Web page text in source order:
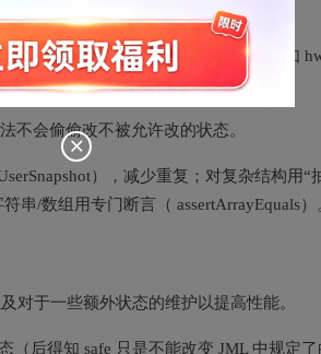
列出分支，用用例一一击中（例如
不会偷偷改不被允许改的状态。
），减少重复；对复杂结构用“
/数组用专门断言（ assertArrayEquals）
对于一些额外状态的维护以提高性能。
（后得知 safe 只是不能改变 JML 中规定了